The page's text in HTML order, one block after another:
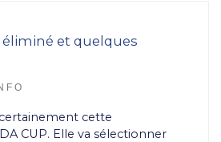
éliminé et quelques
cette
CUP. Elle va sélectionner